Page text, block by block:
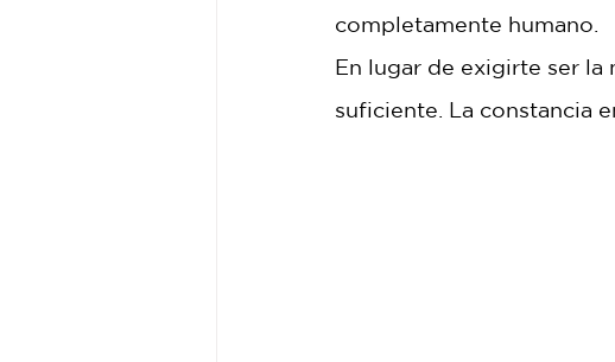
completamente humano.
En lugar de exigirte ser la
suficiente. La constancia